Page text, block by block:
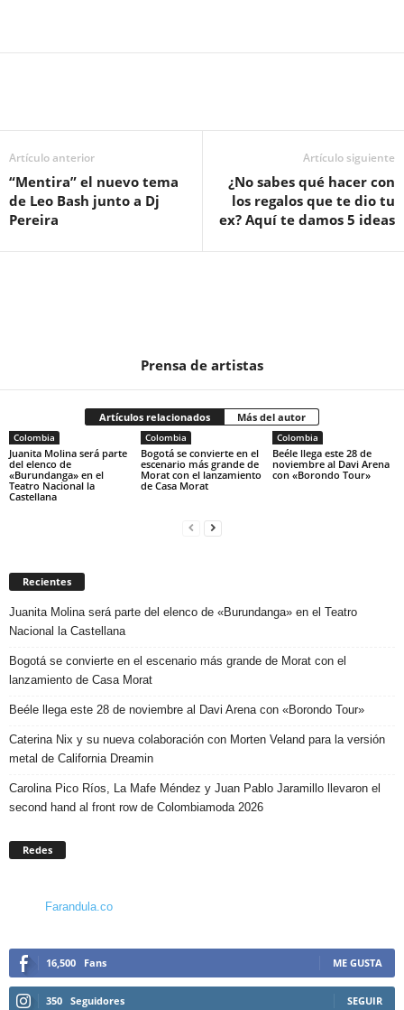
Artículo anterior
“Mentira” el nuevo tema
de Leo Bash junto a Dj
Pereira
Artículo siguiente
¿No sabes qué hacer con
los regalos que te dio tu
ex? Aquí te damos 5 ideas
Prensa de artistas
Artículos relacionados Más del autor
Colombia
Juanita Molina será parte
del elenco de
«Burundanga» en el
Teatro Nacional la
Castellana
Colombia
Bogotá se convierte en el
escenario más grande de
Morat con el lanzamiento
de Casa Morat
Colombia
Beéle llega este 28 de
noviembre al Davi Arena
con «Borondo Tour»
Recientes
Juanita Molina será parte del elenco de «Burundanga» en el Teatro
Nacional la Castellana
Bogotá se convierte en el escenario más grande de Morat con el
lanzamiento de Casa Morat
Beéle llega este 28 de noviembre al Davi Arena con «Borondo Tour»
Caterina Nix y su nueva colaboración con Morten Veland para la versión
metal de California Dreamin
Carolina Pico Ríos, La Mafe Méndez y Juan Pablo Jaramillo llevaron el
second hand al front row de Colombiamoda 2026
Redes
Farandula.co
16,500 Fans ME GUSTA
350 Seguidores SEGUIR